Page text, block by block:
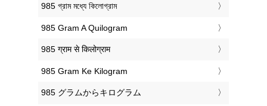
‎985 গ্রাম মধ্যে কিলোগ্রাম
‎985 Gram A Quilogram
‎985 ग्राम से किलोग्राम
‎985 Gram Ke Kilogram
‎985 グラムからキログラム